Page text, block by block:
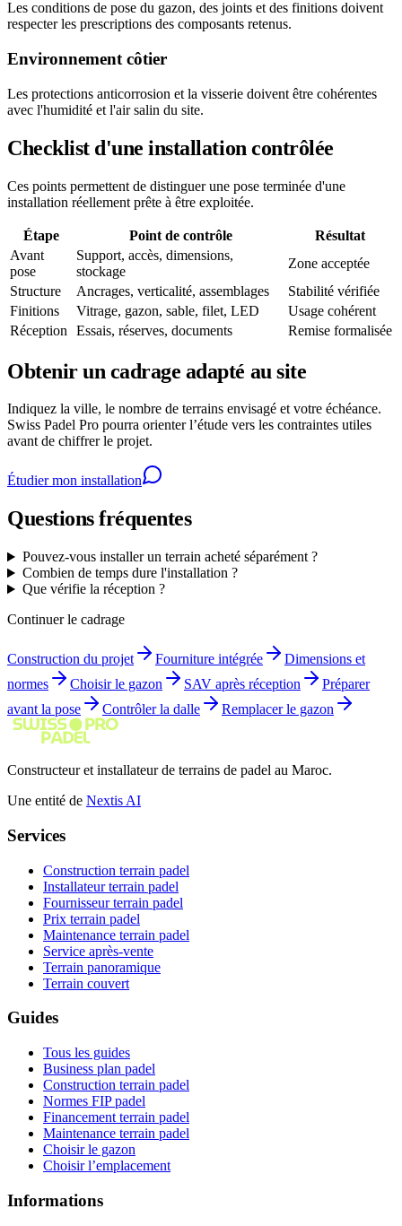
Les conditions de pose du gazon, des joints et des finitions doivent
respecter les prescriptions des composants retenus.
Environnement côtier
Les protections anticorrosion et la visserie doivent être cohérentes
avec l'humidité et l'air salin du site.
Checklist d'une installation contrôlée
Ces points permettent de distinguer une pose terminée d'une
installation réellement prête à être exploitée.
Étape Point de contrôle
Résultat
Avant
pose
Support, accès, dimensions,
stockage
Zone acceptée
Structure
Ancrages, verticalité, assemblages
Stabilité vérifiée
Finitions
Vitrage, gazon, sable, filet, LED
Usage cohérent
Réception
Essais, réserves, documents Remise formalisée
Obtenir un cadrage adapté au site
Indiquez la ville, le nombre de terrains envisagé et votre échéance.
Swiss Padel Pro pourra orienter l’étude vers les contraintes utiles
avant de chiffrer le projet.
Étudier mon installation
Questions fréquentes
Pouvez-vous installer un terrain acheté séparément ?
Combien de temps dure l'installation ?
Que vérifie la réception ?
Continuer le cadrage
Construction du projet Fourniture intégrée
Dimensions et
normes
Choisir le gazon SAV après réception
Préparer
avant la pose
Contrôler la dalle Remplacer le gazon
Constructeur et installateur de terrains de padel au Maroc.
Une entité de Nextis AI
Services
Construction terrain padel
Installateur terrain padel
Fournisseur terrain padel
Prix terrain padel
Maintenance terrain padel
Service après-vente
Terrain panoramique
Terrain couvert
Guides
Tous les guides
Business plan padel
Construction terrain padel
Normes FIP padel
Financement terrain padel
Maintenance terrain padel
Choisir le gazon
Choisir l’emplacement
Informations